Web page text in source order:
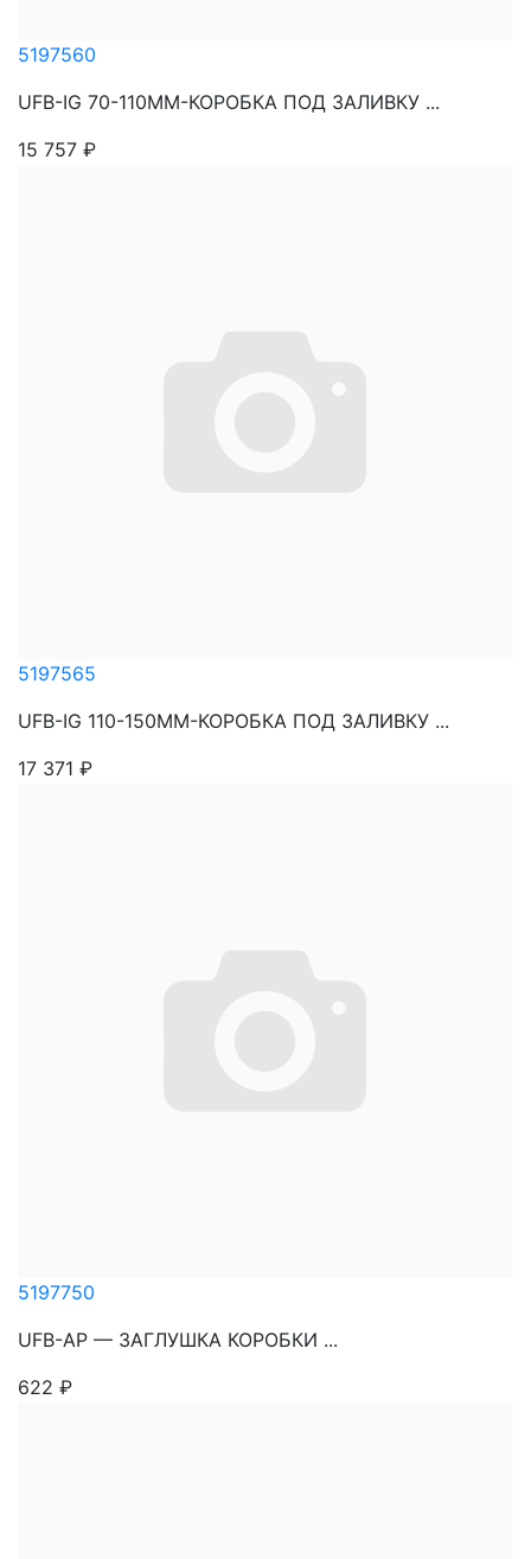
5197560
UFB-IG 70-110MM-КОРОБКА ПОД ЗАЛИВКУ ...
15 757 ₽
5197565
UFB-IG 110-150MM-КОРОБКА ПОД ЗАЛИВКУ ...
17 371 ₽
5197750
UFB-AP — ЗАГЛУШКА КОРОБКИ ...
622 ₽